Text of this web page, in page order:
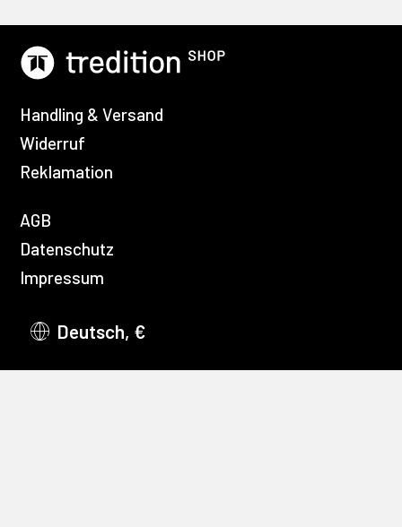
Handling & Versand
Widerruf
Reklamation
AGB
Datenschutz
Impressum
Deutsch, €